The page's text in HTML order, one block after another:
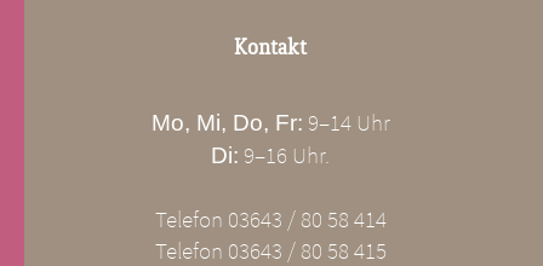
Kontakt
Mo, Mi, Do, Fr: 9–14 Uhr
Di: 9–16 Uhr.
Telefon 03643 / 80 58 414
Telefon 03643 / 80 58 415